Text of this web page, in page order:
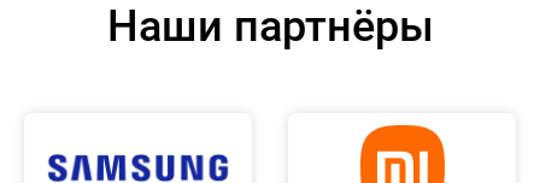
Наши партнёры